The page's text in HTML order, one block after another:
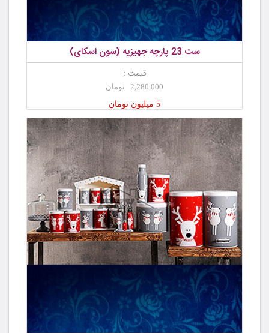
ست 23 پارچه جهیزیه (سون اسکای)
قیمت :
2,280,000 تومان
5 میلیون تومان